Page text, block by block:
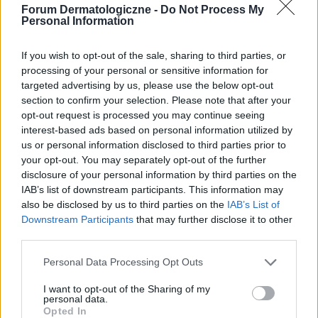
Forum Dermatologiczne - Do Not Process My
Personal Information
If you wish to opt-out of the sale, sharing to third parties, or
processing of your personal or sensitive information for
targeted advertising by us, please use the below opt-out
section to confirm your selection. Please note that after your
opt-out request is processed you may continue seeing
interest-based ads based on personal information utilized by
us or personal information disclosed to third parties prior to
your opt-out. You may separately opt-out of the further
disclosure of your personal information by third parties on the
IAB’s list of downstream participants. This information may
also be disclosed by us to third parties on the IAB’s List of
Downstream Participants that may further disclose it to other
Personal Data Processing Opt Outs
I want to opt-out of the Sharing of my
personal data.
Opted In
widzę ale nadal piecze swędzi uczucie ściągania
skóry i pełzania jak by coś chodziło po mnie i na
chrostki to już trwa w sumie 3 tyg ta wyspka czy
to może być nawrót świerzbu czy raczej
podrażnienie tak długo się goi skóra dopiero za
3 tyg mam wizytę u dermatologa. Czy ktoś
może się wypowiedzieć może miał podobny
problem
problemami dermatologicznymi skóry głowy i
najlepszym wyborem. Każda placówka
przedstawia inne podejście do diagnostyki i
terapii. Podczas zbierania informacji
przeczytałem wiele kwestii związanych z
objawami i przebiegiem choroby. Nadal jednak
nie wiem, czym kierować się przy wyborze
specjalisty. Na jakie elementy zwracaliście
uwagę przed pierwszą wizytą?
gość
sine plamki nad górną wargą po jedzeniu
słodyczy
Dzień dobry, od jakiegoś czasu, po zjedzeniu
słodyczy, robią mi się sine plamki nad górną
wargą. Utrzymują się około 3 dni. Reakcja taka
zachodzi tylko wtedy, kiedy słodki pokarm ma
kontakt ze skórą. Staram się myć usta po
wygląda to koszmarnie. Zasinienia nie pieką i nie
ma tak zmian skórnych jak przy liszaju, są
Forum:Dermatologia - grupa dla rodziny i
POWIĄZANE